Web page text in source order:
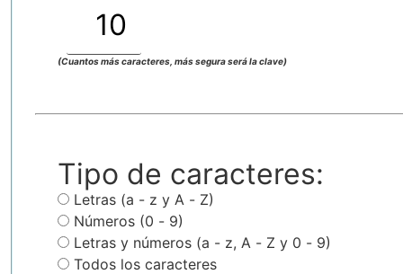
(Cuantos más caracteres, más segura será la clave)
Tipo de caracteres:
Letras (a - z y A - Z)
Números (0 - 9)
Letras y números (a - z, A - Z y 0 - 9)
Todos los caracteres